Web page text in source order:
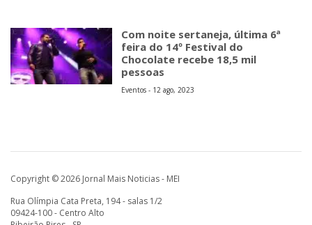
Com noite sertaneja, última 6ª
feira do 14º Festival do
Chocolate recebe 18,5 mil
pessoas
Eventos - 12 ago, 2023
Copyright © 2026 Jornal Mais Noticias - MEI
Rua Olímpia Cata Preta, 194 - salas 1/2
09424-100 - Centro Alto